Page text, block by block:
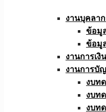
งานบุคลา
ข้อมู
ข้อมู
งานการเงิน
งานการบั
งบท
งบท
งบท